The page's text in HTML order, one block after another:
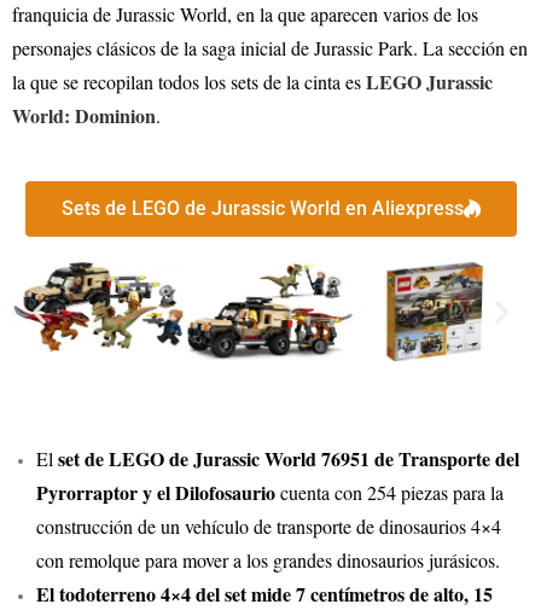
franquicia de Jurassic World, en la que aparecen varios de los
personajes clásicos de la saga inicial de Jurassic Park. La sección en
la que se recopilan todos los sets de la cinta esLEGO Jurassic
World: Dominion.
Sets de LEGO de Jurassic World en Aliexpress
Elset de LEGO de Jurassic World 76951 de Transporte del
Pyrorraptor y el Dilofosauriocuenta con 254 piezas para la
construcción de un vehículo de transporte de dinosaurios 4×4
con remolque para mover a los grandes dinosaurios jurásicos.
El todoterreno 4×4 del set mide 7 centímetros de alto, 15